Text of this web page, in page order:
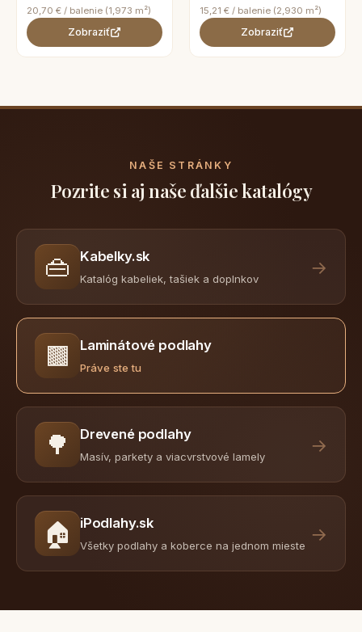
20,70 € / balenie (1,973 m²)
Zobraziť
15,21 € / balenie (2,930 m²)
Zobraziť
NAŠE STRÁNKY
Pozrite si aj naše ďalšie katalógy
👜 Kabelky.sk
Katalóg kabeliek, tašiek a doplnkov
→
🟫 Laminátové podlahy
Práve ste tu
🌳 Drevené podlahy
Masív, parkety a viacvrstvové lamely
→
🏠 iPodlahy.sk
Všetky podlahy a koberce na jednom mieste
→